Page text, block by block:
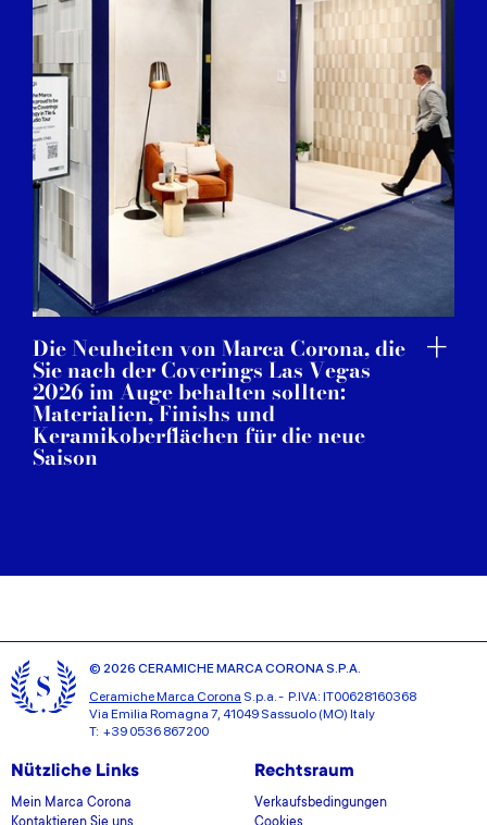
Die Neuheiten von Marca Corona, die
Sie nach der Coverings Las Vegas
2026 im Auge behalten sollten:
Materialien, Finishs und
Keramikoberflächen für die neue
Saison
© 2026 CERAMICHE MARCA CORONA S.P.A.
Ceramiche Marca Corona S.p.a. - P.IVA: IT00628160368
Via Emilia Romagna 7, 41049 Sassuolo (MO) Italy
T: +39 0536 867200
Nützliche Links
Mein Marca Corona
Rechtsraum
Verkaufsbedingungen